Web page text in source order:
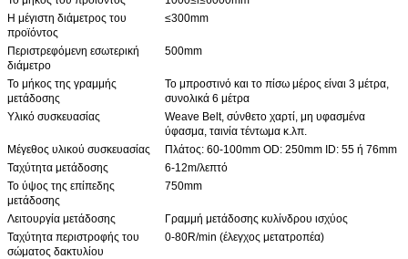
Η μέγιστη διάμετρος του
προϊόντος
≤300mm
Περιστρεφόμενη εσωτερική
διάμετρο
500mm
Το μήκος της γραμμής
μετάδοσης
Το μπροστινό και το πίσω μέρος είναι 3 μέτρα,
συνολικά 6 μέτρα
Υλικό συσκευασίας
Weave Belt, σύνθετο χαρτί, μη υφασμένα
ύφασμα, ταινία τέντωμα κ.λπ.
Μέγεθος υλικού συσκευασίας
Πλάτος: 60-100mm OD: 250mm ID: 55 ή 76mm
Ταχύτητα μετάδοσης
6-12m/λεπτό
Το ύψος της επίπεδης
μετάδοσης
750mm
Λειτουργία μετάδοσης
Γραμμή μετάδοσης κυλίνδρου ισχύος
Ταχύτητα περιστροφής του
σώματος δακτυλίου
0-80R/min (έλεγχος μετατροπέα)